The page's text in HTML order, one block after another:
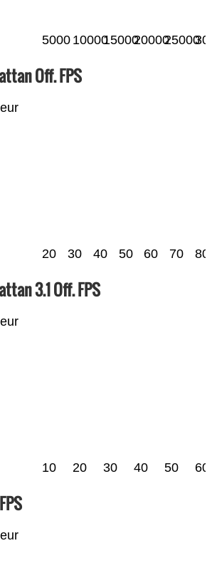
5000 10000150002000025000
Off. FPS
20 30 40 50 60 70 80
3.1 Off. FPS
10 20 30 40 50 60